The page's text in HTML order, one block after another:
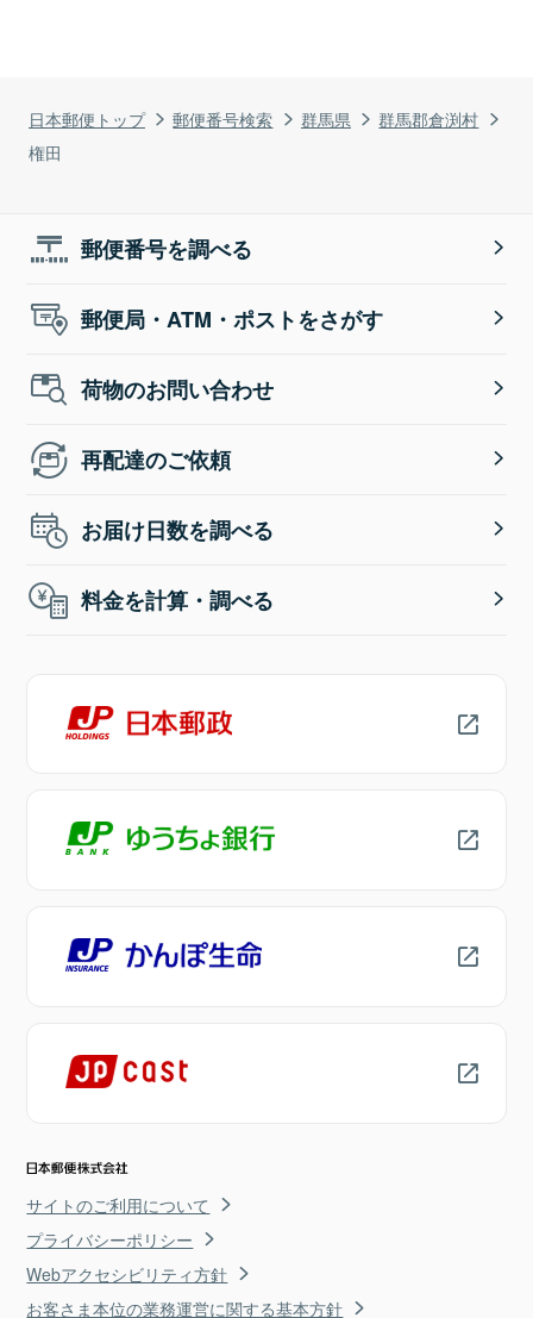
日本郵便トップ 郵便番号検索 群馬県
群馬郡倉渕村
権田
郵便番号を調べる
郵便局・ATM・ポストをさがす
荷物のお問い合わせ
再配達のご依頼
お届け日数を調べる
料金を計算・調べる
サイトのご利用について
プライバシーポリシー
Webアクセシビリティ方針
お客さま本位の業務運営に関する基本方針